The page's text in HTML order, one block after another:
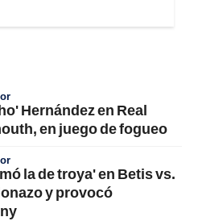
Hernández en Real
en juego de fogueo
la de troya' en Betis vs.
y provocó